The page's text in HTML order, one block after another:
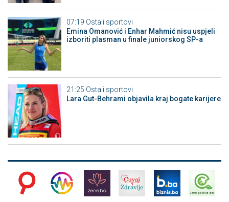
07:19 Ostali sportovi
Emina Omanović i Enhar Mahmić nisu uspjeli
izboriti plasman u finale juniorskog SP-a
21:25 Ostali sportovi
Lara Gut-Behrami objavila kraj bogate karijere